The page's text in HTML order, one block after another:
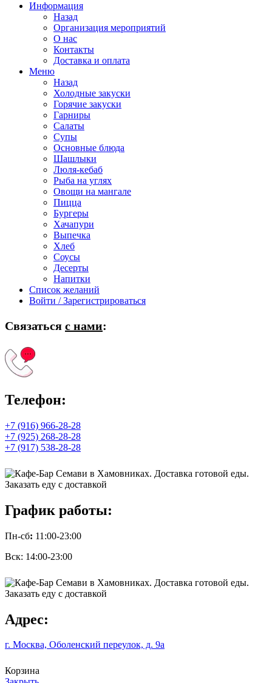
Информация
Назад
Организация мероприятий
О нас
Контакты
Доставка и оплата
Меню
Назад
Холодные закуски
Горячие закуски
Гарниры
Салаты
Супы
Основные блюда
Шашлыки
Люля-кебаб
Рыба на углях
Овощи на мангале
Пицца
Бургеры
Хачапури
Выпечка
Хлеб
Соусы
Десерты
Напитки
Список желаний
Войти / Зарегистрироваться
Связаться с нами:
Телефон:
+7 (916) 966-28-28
+7 (925) 268-28-28
+7 (917) 538-28-28
График работы:
Пн-сб: 11:00-23:00
Вск: 14:00-23:00
Адрес:
г. Москва, Оболенский переулок, д. 9а
Корзина